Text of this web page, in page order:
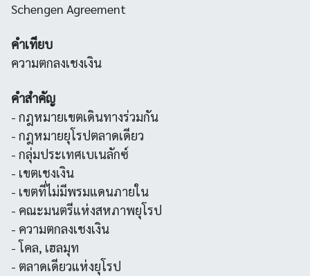
Schengen Agreement
คำเทียบ
ความตกลงเชงเงิน
คำสำคัญ
- กฎหมายเขตเดินทางร่วมกัน
- กฎหมายยุโรปตลาดเดียว
- กลุ่มประเทศเบเนลักซ์
- เขตเชงเงิน
- เขตที่ไม่มีพรมแดนภายใน
- คณะมนตรีแห่งสหภาพยุโรป
- ความตกลงเชงเงิน
- โคล, เฮลมุท
- ตลาดเดียวแห่งยุโรป